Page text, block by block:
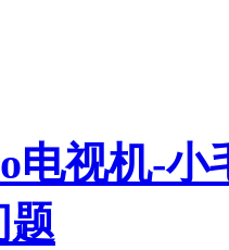
电视机-小
题